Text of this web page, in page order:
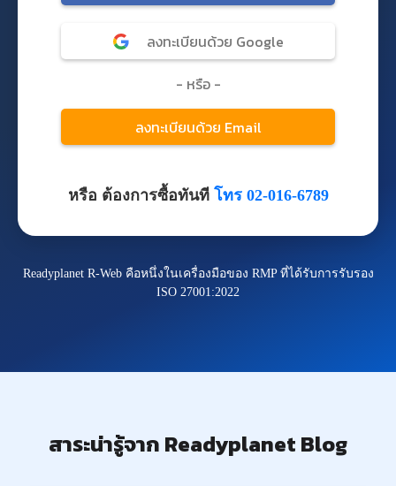
หรือ ต้องการซื้อทันที โทร 02-016-6789
Readyplanet R-Web คือหนึ่งในเครื่องมือของ RMP ที่ได้รับการรับรอง
ISO 27001:2022
สาระน่ารู้จาก Readyplanet Blog